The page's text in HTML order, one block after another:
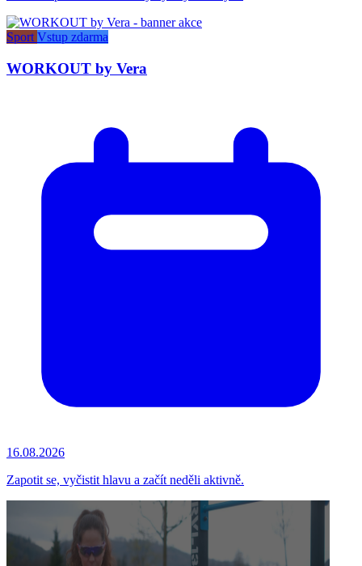
Sport Vstup zdarma
WORKOUT by Vera
16.08.2026
Zapotit se, vyčistit hlavu a začít neděli aktivně.